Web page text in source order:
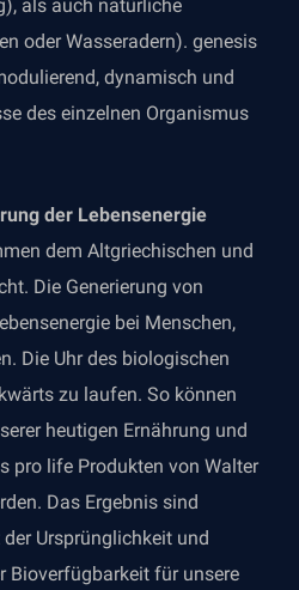
als auch natürliche
oder Wasseradern). genesis
dynamisch und
des einzelnen Organismus
der Lebensenergie
dem Altgriechischen und
Die Generierung von
bei Menschen,
Die Uhr des biologischen
zu laufen. So können
heutigen Ernährung und
pro life Produkten von Walter
Das Ergebnis sind
Ursprünglichkeit und
Bioverfügbarkeit für unsere